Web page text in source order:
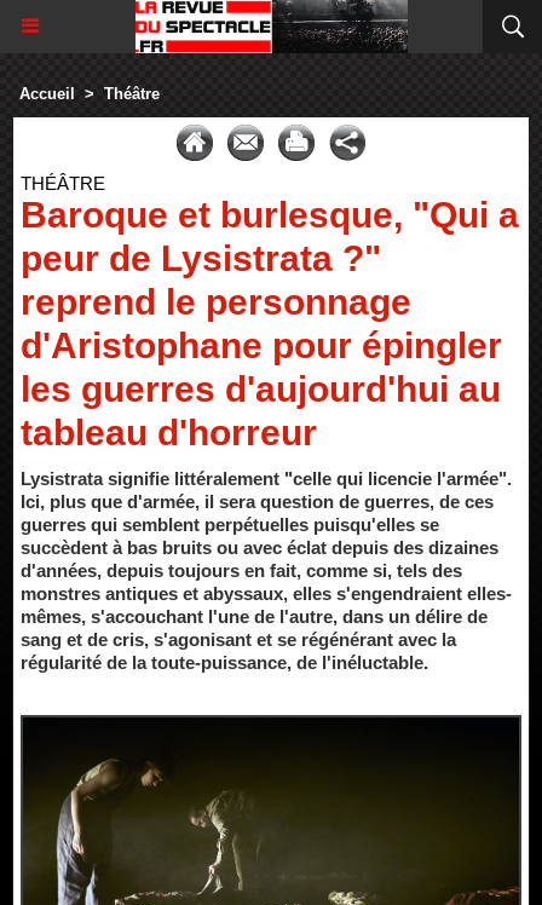
Accueil > Théâtre
THÉÂTRE
Baroque et burlesque, "Qui a
peur de Lysistrata ?"
reprend le personnage
d'Aristophane pour épingler
les guerres d'aujourd'hui au
tableau d'horreur
Lysistrata signifie littéralement "celle qui licencie l'armée".
Ici, plus que d'armée, il sera question de guerres, de ces
guerres qui semblent perpétuelles puisqu'elles se
succèdent à bas bruits ou avec éclat depuis des dizaines
d'années, depuis toujours en fait, comme si, tels des
monstres antiques et abyssaux, elles s'engendraient elles-
mêmes, s'accouchant l'une de l'autre, dans un délire de
sang et de cris, s'agonisant et se régénérant avec la
régularité de la toute-puissance, de l'inéluctable.